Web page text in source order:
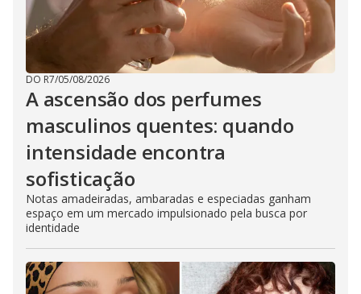
DO R7/05/08/2026
A ascensão dos perfumes
masculinos quentes: quando
intensidade encontra
sofisticação
Notas amadeiradas, ambaradas e especiadas ganham
espaço em um mercado impulsionado pela busca por
identidade